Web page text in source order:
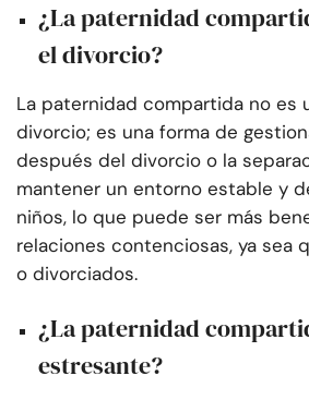
¿La paternidad
el divorcio?
La paternidad compartida no es
divorcio; es una forma de
después del divorcio o la
mantener un entorno estable y
niños, lo que puede ser más
relaciones contenciosas, ya sea
o divorciados.
¿La paternidad
estresante?